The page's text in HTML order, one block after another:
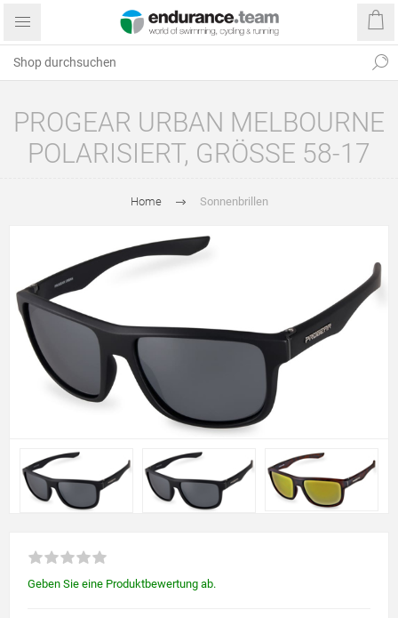
PROGEAR URBAN MELBOURNE
POLARISIERT, GRÖSSE 58-17
Home Sonnenbrillen
Geben Sie eine Produktbewertung ab.